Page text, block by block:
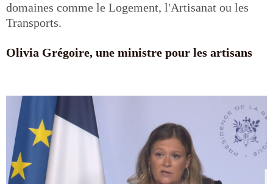
domaines comme le Logement, l'Artisanat ou les
Transports.
Olivia Grégoire, une ministre pour les artisans